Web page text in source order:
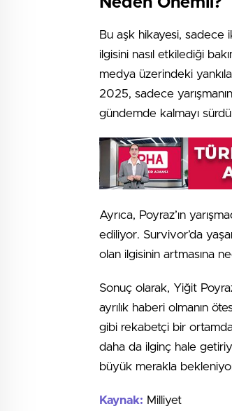
Bu aşk hikayesi, sadece
ilgisini nasıl etkilediği
medya üzerindeki
2025, sadece
gündemde kalmayı
Ayrıca, Poyraz’ın
ediliyor. Survivor’da
olan ilgisinin artmasına
Sonuç olarak, Yiğit
ayrılık haberi olmanın
gibi rekabetçi bir
daha da ilginç hale
büyük merakla
Kaynak: Milliyet